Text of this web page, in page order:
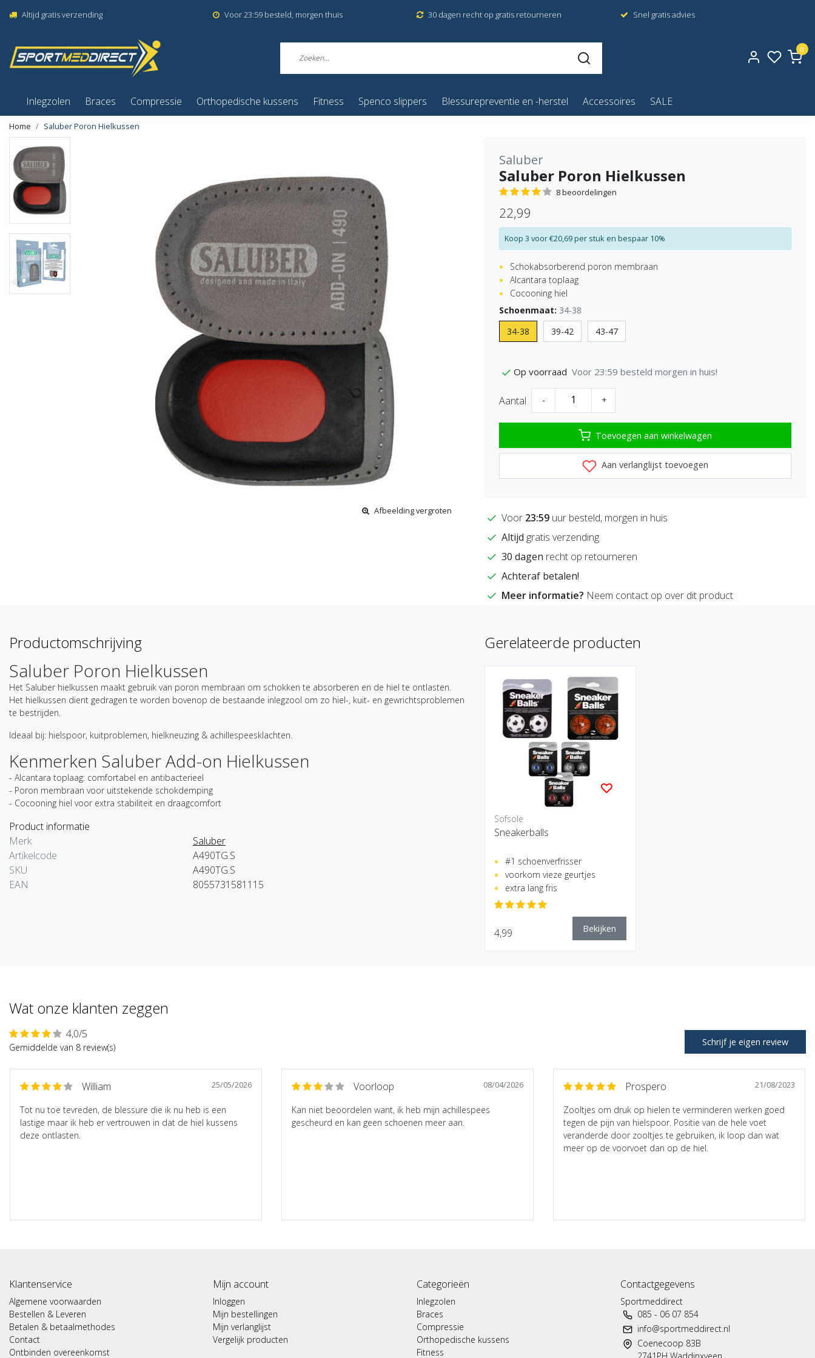
Altijd gratis verzending Voor 23:59 besteld, morgen thuis 30 dagen recht op gratis retourneren Snel gratis advies
0
Inlegzolen Braces Compressie Orthopedische kussens Fitness Spenco slippers Blessurepreventie en -herstel Accessoires SALE
Home Saluber Poron Hielkussen
Afbeelding vergroten
Saluber
Saluber Poron Hielkussen
8 beoordelingen
22,99
Koop 3 voor €20,69 per stuk en bespaar 10%
Schokabsorberend poron membraan
Alcantara toplaag
Cocooning hiel
Schoenmaat: 34-38
34-38
39-42 43-47
Op voorraad Voor 23:59 besteld morgen in huis!
Aantal - +
Toevoegen aan winkelwagen
Aan verlanglijst toevoegen
Voor 23:59 uur besteld, morgen in huis
Altijd gratis verzending
30 dagen recht op retourneren
Achteraf betalen!
Meer informatie? Neem contact op over dit product
Productomschrijving
Saluber Poron Hielkussen
Het Saluber hielkussen maakt gebruik van poron membraan om schokken te absorberen en de hiel te ontlasten.
Het hielkussen dient gedragen te worden bovenop de bestaande inlegzool om zo hiel-, kuit- en gewrichtsproblemen
te bestrijden.
Ideaal bij: hielspoor, kuitproblemen, hielkneuzing & achillespeesklachten.
Kenmerken Saluber Add-on Hielkussen
- Alcantara toplaag: comfortabel en antibacterieel
- Poron membraan voor uitstekende schokdemping
- Cocooning hiel voor extra stabiliteit en draagcomfort
Product informatie
Merk
Saluber
Artikelcode
A490TG.S
SKU
A490TG.S
EAN
8055731581115
Gerelateerde producten
Sofsole
Sneakerballs
#1 schoenverfrisser
voorkom vieze geurtjes
extra lang fris
4,99 Bekijken
Wat onze klanten zeggen
4,0/5
Gemiddelde van 8 review(s) Schrijf je eigen review
William 25/05/2026
Tot nu toe tevreden, de blessure die ik nu heb is een
lastige maar ik heb er vertrouwen in dat de hiel kussens
deze ontlasten.
Voorloop 08/04/2026
Kan niet beoordelen want, ik heb mijn achillespees
gescheurd en kan geen schoenen meer aan.
Prospero 21/08/2023
Zooltjes om druk op hielen te verminderen werken goed
tegen de pijn van hielspoor. Positie van de hele voet
veranderde door zooltjes te gebruiken, ik loop dan wat
meer op de voorvoet dan op de hiel.
Klantenservice
Algemene voorwaarden
Bestellen & Leveren
Betalen & betaalmethodes
Contact
Ontbinden overeenkomst
Mijn account
Inloggen
Mijn bestellingen
Mijn verlanglijst
Vergelijk producten
Categorieën
Inlegzolen
Braces
Compressie
Orthopedische kussens
Fitness
Contactgegevens
Sportmeddirect
085 - 06 07 854
info@sportmeddirect.nl
Coenecoop 83B
2741PH Waddinxveen